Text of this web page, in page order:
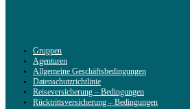
Gruppen
Agenturen
Allgemeine Geschäftsbedingungen
Datenschutzrichtlinie
Reiseversicherung – Bedingungen
Rücktrittsversicherung – Bedingungen